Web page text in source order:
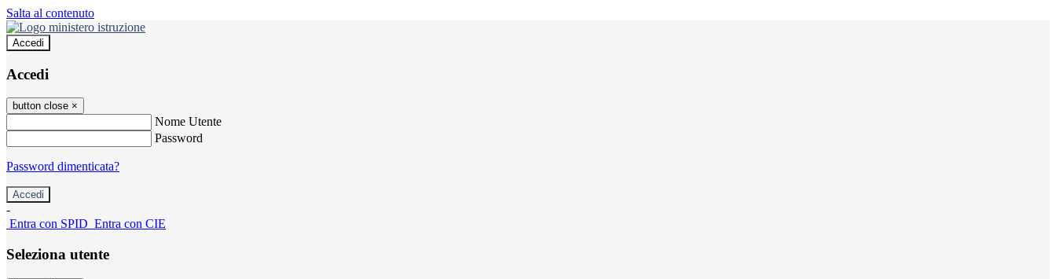
Salta al contenuto
Accedi
Accedi
button close ×
Nome Utente
Password
Password dimenticata?
-
Entra con SPID Entra con CIE
Seleziona utente